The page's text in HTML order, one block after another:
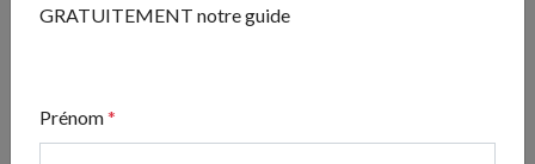
GRATUITEMENT notre guide
Prénom*
dans votre boîte de réception.